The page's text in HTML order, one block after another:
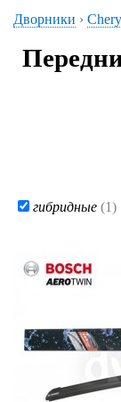
Дворники › Chery
гибридные (1)